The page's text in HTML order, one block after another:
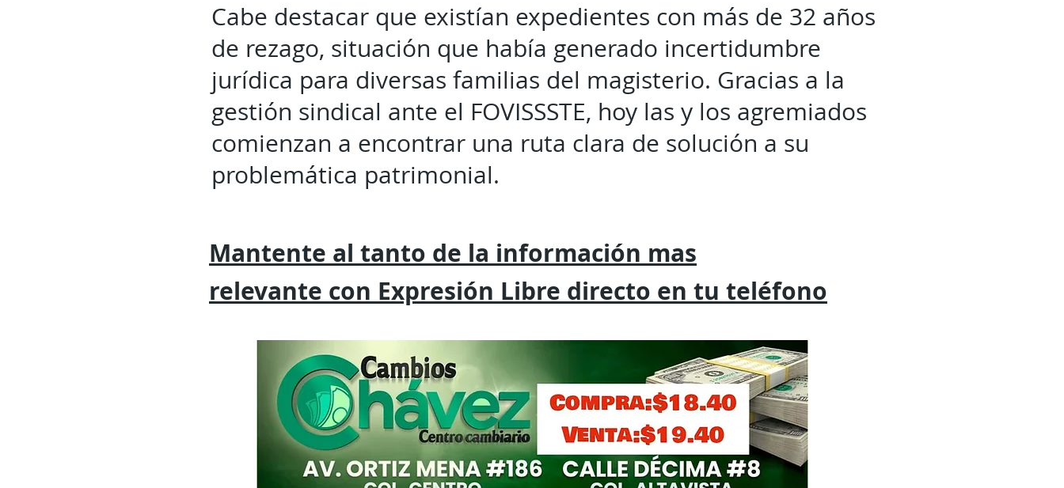
Cabe destacar que existían expedientes con más de 32 años
de rezago, situación que había generado incertidumbre
jurídica para diversas familias del magisterio. Gracias a la
gestión sindical ante el FOVISSSTE, hoy las y los agremiados
comienzan a encontrar una ruta clara de solución a su
problemática patrimonial.
Mantente al tanto de la información mas
relevante con Expresión Libre directo en tu teléfono